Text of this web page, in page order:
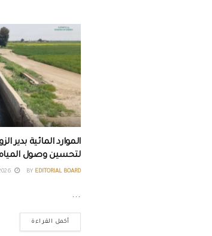
الموارد المائية بدير
لتحسين وصول المياه
BY EDITORIAL BOARD
...
أكمل القراءة